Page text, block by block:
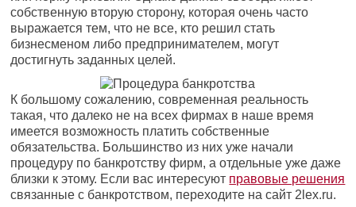
собственную вторую сторону, которая очень часто
выражается тем, что не все, кто решил стать
бизнесменом либо предпринимателем, могут
достигнуть заданных целей.
К большому сожалению, современная реальность
такая, что далеко не на всех фирмах в наше время
имеется возможность платить собственные
обязательства. Большинство из них уже начали
процедуру по банкротству фирм, а отдельные уже даже
близки к этому. Если вас интересуют правовые решения
связанные с банкротством, переходите на сайт 2lex.ru.